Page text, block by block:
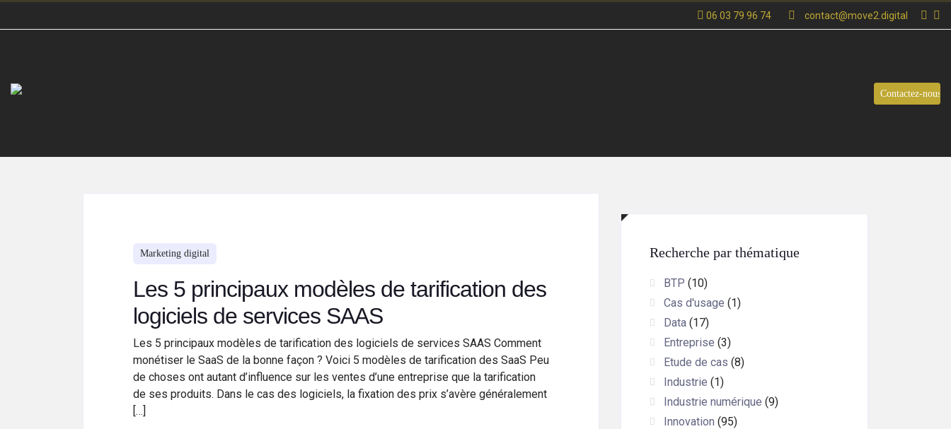
06 03 79 96 74 contact@move2.digital
Contactez-nous
Marketing digital
Les 5 principaux modèles de tarification des
logiciels de services SAAS
Les 5 principaux modèles de tarification des logiciels de services SAAS Comment
monétiser le SaaS de la bonne façon ? Voici 5 modèles de tarification des SaaS Peu
de choses ont autant d’influence sur les ventes d’une entreprise que la tarification
de ses produits. Dans le cas des logiciels, la fixation des prix s’avère généralement
[…]
Recherche par thématique
BTP (10)
Cas d'usage (1)
Data (17)
Entreprise (3)
Etude de cas (8)
Industrie (1)
Industrie numérique (9)
Innovation (95)